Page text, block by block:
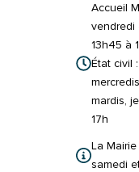
Accueil
vendredi
13h45 à
État civil
mardis,
17h
La
samedi